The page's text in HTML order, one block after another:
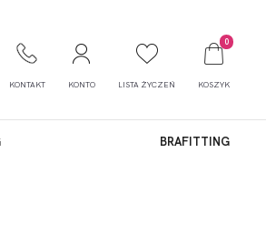
KONTAKT KONTO LISTA ŻYCZEŃ
0
KOSZYK
BRAFITTING